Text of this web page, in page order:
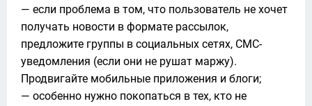
— если проблема в том, что пользователь не хочет
получать новости в формате рассылок,
предложите группы в социальных сетях, СМС-
уведомления (если они не рушат маржу).
Продвигайте мобильные приложения и блоги;
— особенно нужно покопаться в тех, кто не